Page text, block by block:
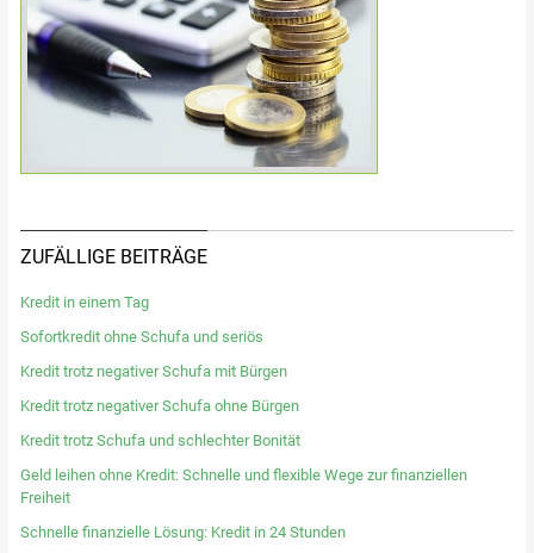
ZUFÄLLIGE BEITRÄGE
Kredit in einem Tag
Sofortkredit ohne Schufa und seriös
Kredit trotz negativer Schufa mit Bürgen
Kredit trotz negativer Schufa ohne Bürgen
Kredit trotz Schufa und schlechter Bonität
Geld leihen ohne Kredit: Schnelle und flexible Wege zur finanziellen
Freiheit
Schnelle finanzielle Lösung: Kredit in 24 Stunden